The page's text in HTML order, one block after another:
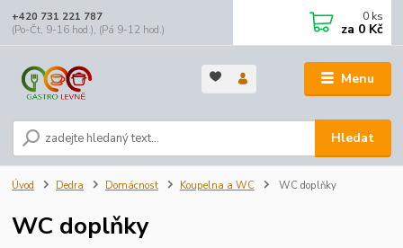
Menu
Hledat
+420 731 221 787
(Po-Čt, 9-16 hod.), (Pá 9-12 hod.)
0 ks
za 0 Kč
Úvod Dedra Domácnost Koupelna a WC WC doplňky
WC doplňky